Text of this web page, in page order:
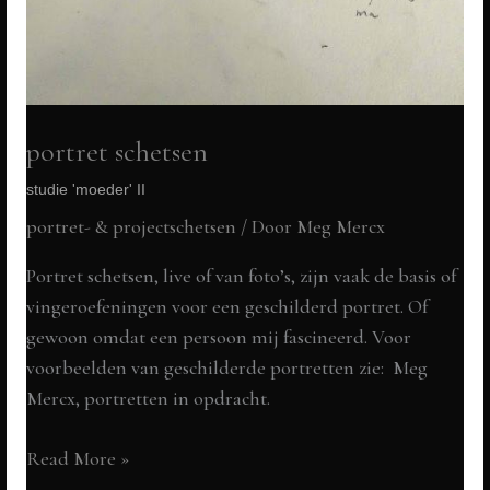
portret schetsen
studie 'moeder' II
portret- & projectschetsen / Door Meg Mercx
Portret schetsen, live of van foto’s, zijn vaak de basis of
vingeroefeningen voor een geschilderd portret. Of
gewoon omdat een persoon mij fascineerd. Voor
voorbeelden van geschilderde portretten zie: Meg
Mercx, portretten in opdracht.
portret
Read More »